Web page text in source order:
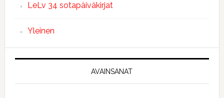
LeLv 34 sotapäiväkirjat
Yleinen
AVAINSANAT